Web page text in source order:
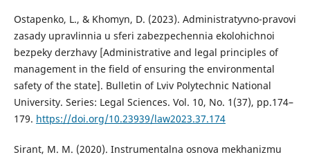
Ostapenko, L., & Khomyn, D. (2023). Administratyvno-pravovi
zasady upravlinnia u sferi zabezpechennia ekolohichnoi
bezpeky derzhavy [Administrative and legal principles of
management in the field of ensuring the environmental
safety of the state]. Bulletin of Lviv Polytechnic National
University. Series: Legal Sciences. Vol. 10, No. 1(37), pp.174–
179. https://doi.org/10.23939/law2023.37.174
Sirant, M. M. (2020). Instrumentalna osnova mekhanizmu